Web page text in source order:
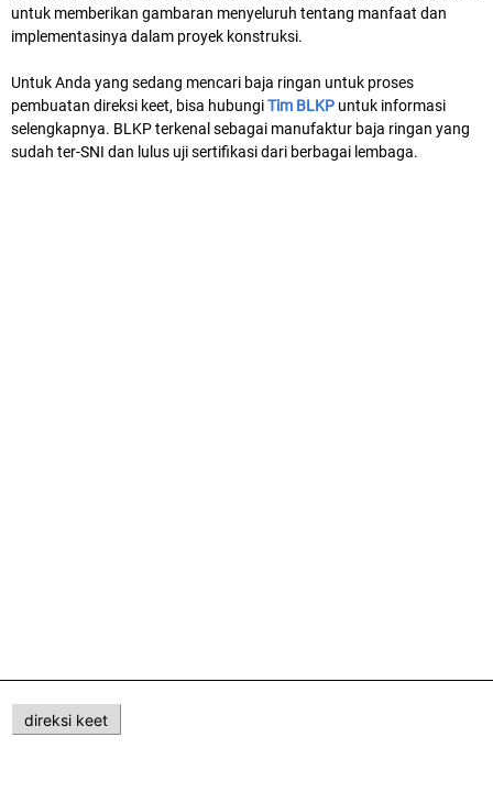
untuk memberikan gambaran menyeluruh tentang manfaat dan
implementasinya dalam proyek konstruksi.
Untuk Anda yang sedang mencari baja ringan untuk proses
pembuatan direksi keet, bisa hubungiTim BLKP untuk informasi
selengkapnya. BLKP terkenal sebagai manufaktur baja ringan yang
sudah ter-SNI dan lulus uji sertifikasi dari berbagai lembaga.
direksi keet